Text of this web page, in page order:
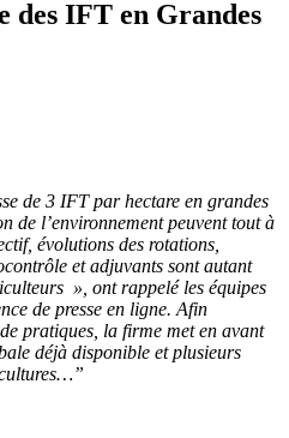
des IFT en Grandes
de 3 IFT par hectare en grandes
de l’environnement peuvent tout à
évolutions des rotations,
et adjuvants sont autant
», ont rappelé les équipes
de presse en ligne. Afin
pratiques, la firme met en avant
déjà disponible et plusieurs